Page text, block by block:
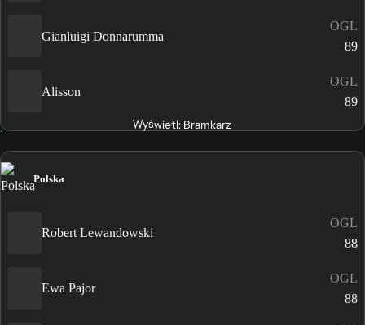
Gianluigi Donnarumma
OGL
89
Alisson
OGL
89
Wyświetl: Bramkarz
Polska
Robert Lewandowski
OGL
88
Ewa Pajor
OGL
88